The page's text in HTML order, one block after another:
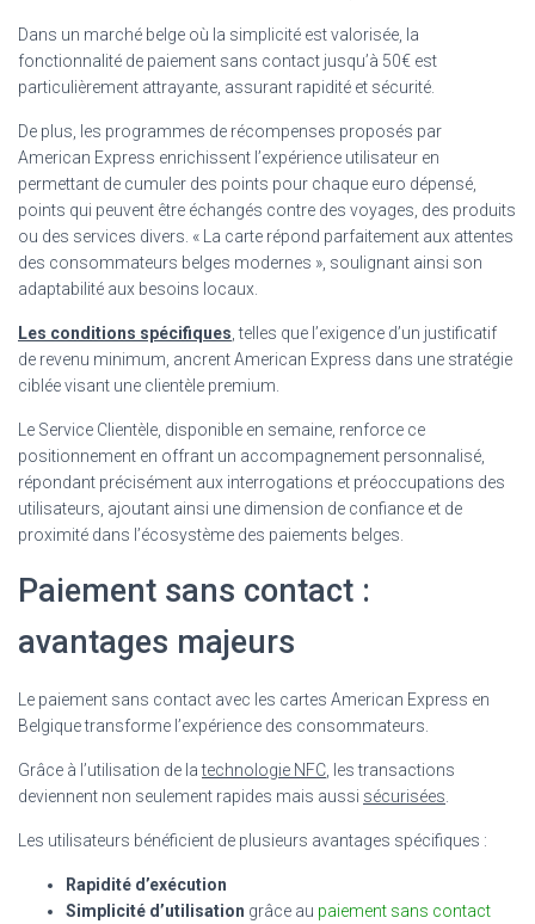
Dans un marché belge où la simplicité est valorisée, la
fonctionnalité de paiement sans contact jusqu’à 50€ est
particulièrement attrayante, assurant rapidité et sécurité.
De plus, les programmes de récompenses proposés par
American Express enrichissent l’expérience utilisateur en
permettant de cumuler des points pour chaque euro dépensé,
points qui peuvent être échangés contre des voyages, des produits
ou des services divers. « La carte répond parfaitement aux attentes
des consommateurs belges modernes », soulignant ainsi son
adaptabilité aux besoins locaux.
Les conditions spécifiques , telles que l’exigence d’un justificatif
de revenu minimum, ancrent American Express dans une stratégie
ciblée visant une clientèle premium.
Le Service Clientèle, disponible en semaine, renforce ce
positionnement en offrant un accompagnement personnalisé,
répondant précisément aux interrogations et préoccupations des
utilisateurs, ajoutant ainsi une dimension de confiance et de
proximité dans l’écosystème des paiements belges.
Paiement sans contact :
avantages majeurs
Le paiement sans contact avec les cartes American Express en
Belgique transforme l’expérience des consommateurs.
Grâce à l’utilisation de latechnologie NFC , les transactions
deviennent non seulement rapides mais aussi sécurisées
Les utilisateurs bénéficient de plusieurs avantages spécifiques :
Rapidité d’exécution
Simplicité d’utilisation grâce au paiement sans contact